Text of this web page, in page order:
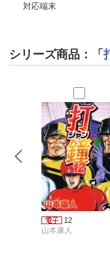
対応端末
シリーズ商品：「
12
山本康人